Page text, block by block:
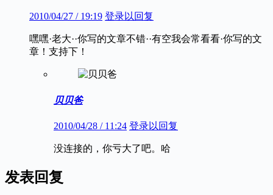
2010/04/27 / 19:19 登录以回复
嘿嘿·老大··你写的文章不错··有空我会常看看·你写的文
章！支持下！
贝贝爸
2010/04/28 / 11:24 登录以回复
没连接的，你亏大了吧。哈
发表回复